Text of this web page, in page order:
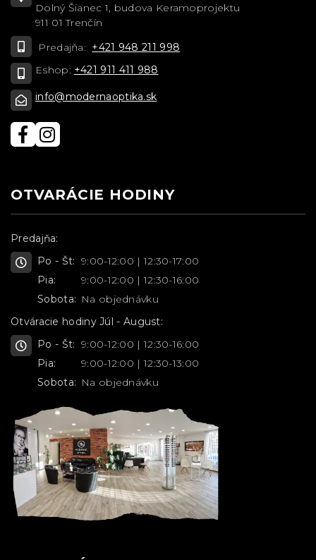
Dolný Šianec 1, budova Keramoprojektu
911 01 Trenčín
Predajňa: +421 948 211 998
Eshop: +421 911 411 988
info@modernaoptika.sk
OTVARÁCIE HODINY
Predajňa:
Po - Št: 9:00-12:00 | 12:30-17:00
Pia:
9:00-12:00 | 12:30-16:00
Sobota: Na objednávku
Otváracie hodiny Júl - August:
Po - Št: 9:00-12:00 | 12:30-16:00
Pia:
9:00-12:00 | 12:30-13:00
Sobota: Na objednávku